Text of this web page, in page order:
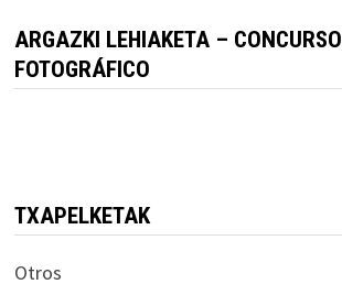
ARGAZKI LEHIAKETA – CONCURSO
FOTOGRÁFICO
TXAPELKETAK
Otros